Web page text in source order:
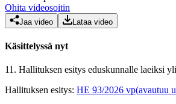
Ohita videosoitin
Jaa video Lataa video
Käsittelyssä nyt
11. Hallituksen esitys eduskunnalle laeiksi
Hallituksen esitys: HE 93/2026 vp(avautuu